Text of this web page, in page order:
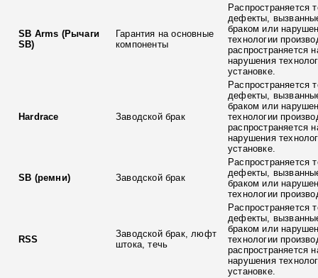
SB Arms (Рычаги
SB)
Гарантия на основные
компоненты
Распространяется
дефекты,
браком или
технологии
распространяется
нарушения
установке.
Hardrace Заводской брак
Распространяется
дефекты,
браком или
технологии
распространяется
нарушения
установке.
SB (ремни) Заводской брак
Распространяется
дефекты,
браком или
технологии
RSS
Заводской брак, люфт
штока, течь
Распространяется
дефекты,
браком или
технологии
распространяется
нарушения
установке.